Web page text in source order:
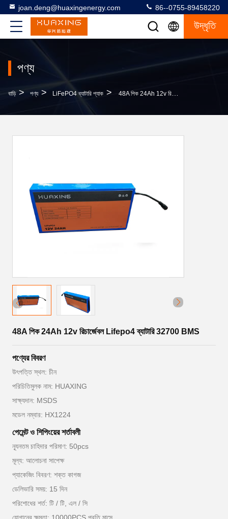
joan.deng@huaxingenergy.com 86--0755-89458220
উদ্ধৃতি
পণ্য
বাড়ি > পণ্য > LiFePO4 ব্যাটারি প্যাক > 48A পিক 24Ah 12v রিচার্জেবল Lifepo4 ব্যাটারি 32700 BMS
48A পিক 24Ah 12v রিচার্জেবল Lifepo4 ব্যাটারি 32700 BMS
পণ্যের বিবরণ
উৎপত্তি স্থল: চীন
পরিচিতিমুলক নাম: HUAXING
সাক্ষ্যদান: MSDS
মডেল নম্বার: HX1224
পেমেন্ট ও শিপিংয়ের শর্তাবলী
ন্যূনতম চাহিদার পরিমাণ: 50pcs
মূল্য: আলোচনা সাপেক্ষ
প্যাকেজিং বিবরণ: শক্ত কাগজ
ডেলিভারি সময়: 15 দিন
পরিশোধের শর্ত: টি / টি, এল / সি